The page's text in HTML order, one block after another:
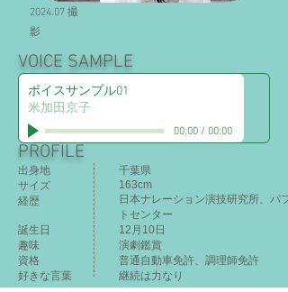
​2024.07 撮
影
VOICE SAMPLE
PROFILE
ボイスサンプル01
米加田京子
00:00/ 00:00
出身地
サイズ​
経歴
誕生日
趣味​
​資格
​好きな言葉
千葉県
163cm​
日本ナレーション演技研究所、パ
トセンター
12月10日
演劇鑑賞
普通自動車免許、調理師免許
継続は力なり